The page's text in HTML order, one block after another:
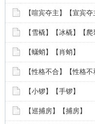
【喧宾夺主】【宣宾
【雪橇】【冰橇】【
【蟏蛸】【肖蛸】
【性格不合】【性格不
【小锣】【手锣】
【巡捕房】【捕房】